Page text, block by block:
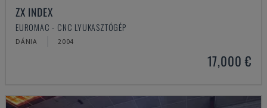
ZX INDEX
EUROMAC - CNC LYUKASZTÓGÉP
DÁNIA 2004
17,000 €